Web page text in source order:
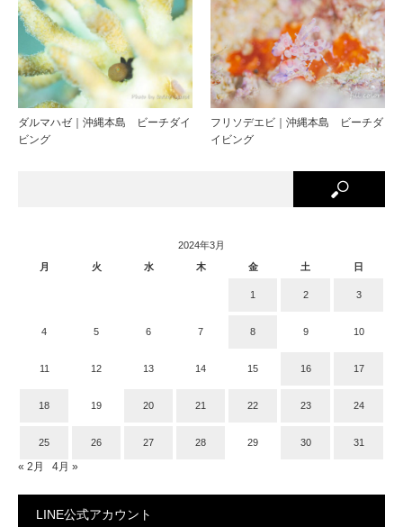
ダルマハゼ｜沖縄本島 ビーチダイ
ビング
フリソデエビ｜沖縄本島 ビーチダ
イビング
2024年3月
月
火 水 木 金 土 日
1 2 3
4 5 6 7 8 9 10
11 12 13 14 15 16 17
18 19 20 21 22 23 24
25 26 27 28 29 30 31
« 2月 4月 »
LINE公式アカウント